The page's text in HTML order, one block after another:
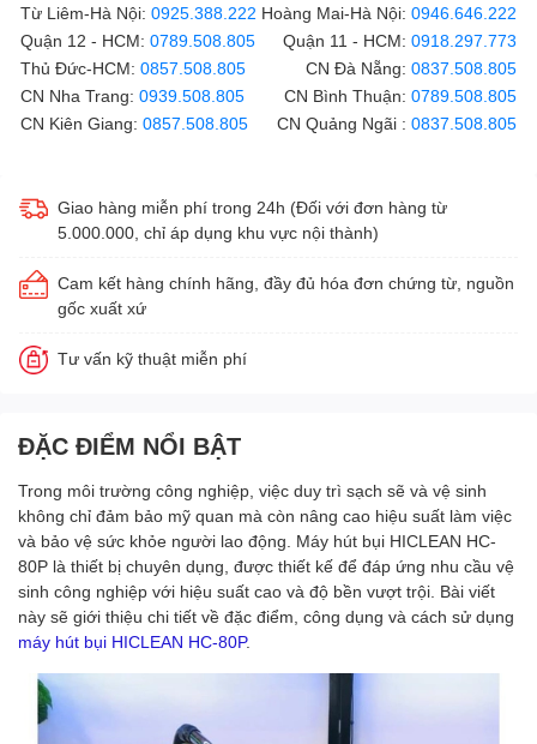
Từ Liêm-Hà Nội: 0925.388.222 Hoàng Mai-Hà Nội: 0946.646.222
Quận 12 - HCM: 0789.508.805 Quận 11 - HCM: 0918.297.773
Thủ Đức-HCM: 0857.508.805 CN Đà Nẵng: 0837.508.805
CN Nha Trang: 0939.508.805 CN Bình Thuận: 0789.508.805
CN Kiên Giang: 0857.508.805 CN Quảng Ngãi : 0837.508.805
Giao hàng miễn phí trong 24h (Đối với đơn hàng từ
5.000.000, chỉ áp dụng khu vực nội thành)
Cam kết hàng chính hãng, đầy đủ hóa đơn chứng từ, nguồn
gốc xuất xứ
Tư vấn kỹ thuật miễn phí
ĐẶC ĐIỂM NỔI BẬT
Trong môi trường công nghiệp, việc duy trì sạch sẽ và vệ sinh
không chỉ đảm bảo mỹ quan mà còn nâng cao hiệu suất làm việc
và bảo vệ sức khỏe người lao động. Máy hút bụi HICLEAN HC-
80P là thiết bị chuyên dụng, được thiết kế để đáp ứng nhu cầu vệ
sinh công nghiệp với hiệu suất cao và độ bền vượt trội. Bài viết
này sẽ giới thiệu chi tiết về đặc điểm, công dụng và cách sử dụng
máy hút bụi HICLEAN HC-80P.